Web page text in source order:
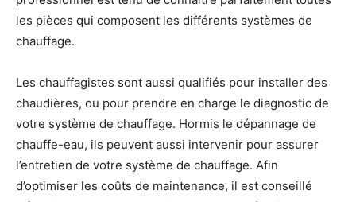
les pièces qui composent les différents systèmes de
chauffage.
Les chauffagistes sont aussi qualifiés pour installer des
chaudières, ou pour prendre en charge le diagnostic de
votre système de chauffage. Hormis le dépannage de
chauffe-eau, ils peuvent aussi intervenir pour assurer
l’entretien de votre système de chauffage. Afin
d’optimiser les coûts de maintenance, il est conseillé